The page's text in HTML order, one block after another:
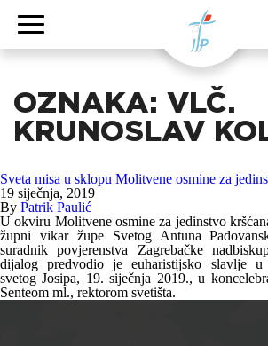
OZNAKA: VLČ.
KRUNOSLAV
Sveta misa u sklopu Molitvene osmine za
19 siječnja, 2019
By Patrik Paulić
U okviru Molitvene osmine za jedinstvo
župni vikar župe Svetog Antuna
suradnik povjerenstva Zagrebačke
dijalog predvodio je euharistijsko slavlje u
svetog Josipa, 19. siječnja 2019., u
Senteom ml., rektorom svetišta.